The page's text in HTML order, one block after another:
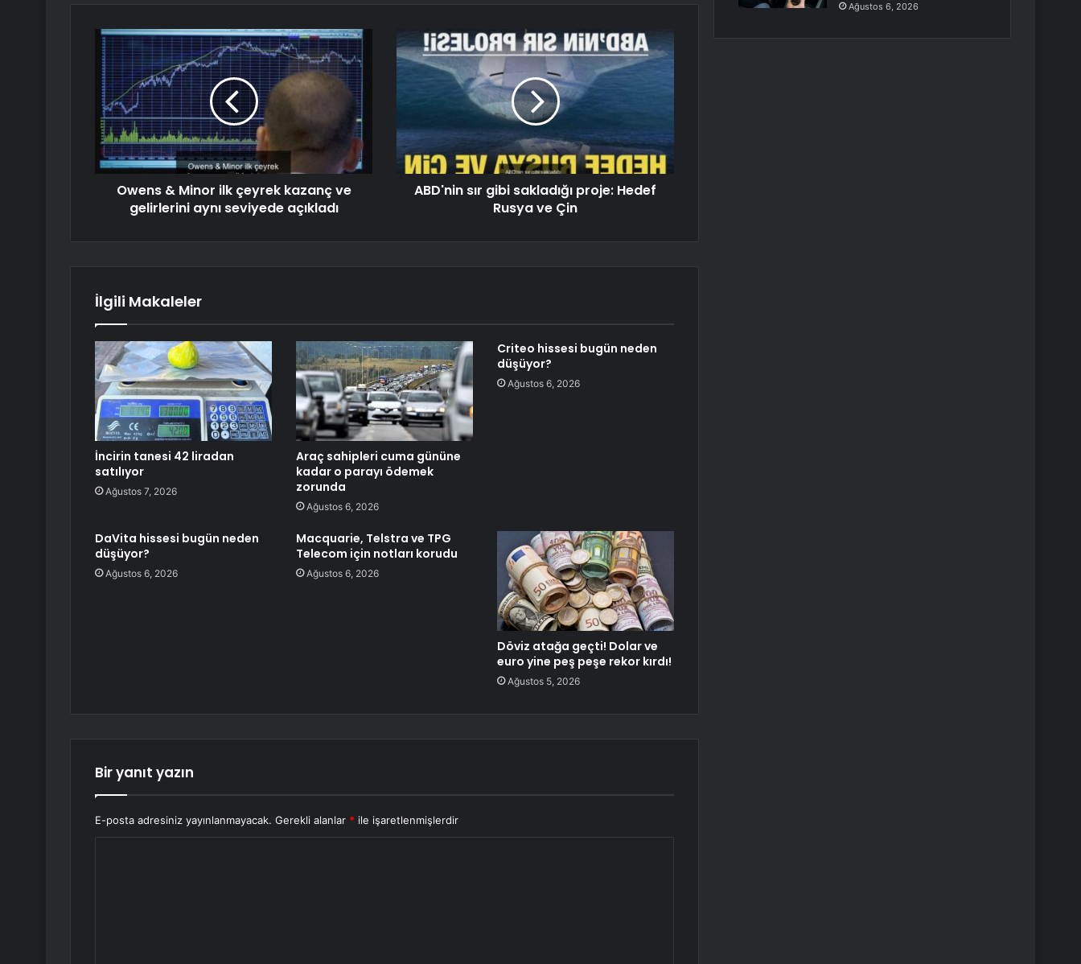
Owens & Minor ilk çeyrek kazanç ve
gelirlerini aynı seviyede açıkladı
ABD'nin sır gibi sakladığı proje: Hedef
Rusya ve Çin
İlgili Makaleler
İncirin tanesi 42 liradan
satılıyor
Ağustos 7, 2026
Araç sahipleri cuma gününe
kadar o parayı ödemek
zorunda
Ağustos 6, 2026
Criteo hissesi bugün neden
düşüyor?
Ağustos 6, 2026
DaVita hissesi bugün neden
düşüyor?
Ağustos 6, 2026
Macquarie, Telstra ve TPG
Telecom için notları korudu
Ağustos 6, 2026
Döviz atağa geçti! Dolar ve
euro yine peş peşe rekor kırdı!
Ağustos 5, 2026
Bir yanıt yazın
E-posta adresiniz yayınlanmayacak. Gerekli alanlar * ile işaretlenmişlerdir
Ağustos 6, 2026